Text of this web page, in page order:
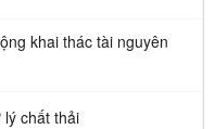
khai thác tài nguyên
chất thải